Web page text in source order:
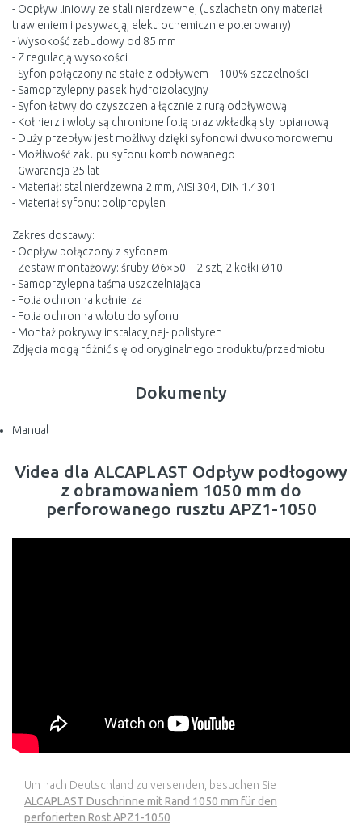
- Odpływ liniowy ze stali nierdzewnej (uszlachetniony materiał
trawieniem i pasywacją, elektrochemicznie polerowany)
- Wysokość zabudowy od 85 mm
- Z regulacją wysokości
- Syfon połączony na stałe z odpływem – 100% szczelności
- Samoprzylepny pasek hydroizolacyjny
- Syfon łatwy do czyszczenia łącznie z rurą odpływową
- Kołnierz i wloty są chronione folią oraz wkładką styropianową
- Duży przepływ jest możliwy dzięki syfonowi dwukomorowemu
- Możliwość zakupu syfonu kombinowanego
- Gwarancja 25 lat
- Materiał: stal nierdzewna 2 mm, AISI 304, DIN 1.4301
- Materiał syfonu: polipropylen
Zakres dostawy:
- Odpływ połączony z syfonem
- Zestaw montażowy: śruby Ø6×50 – 2 szt, 2 kołki Ø10
- Samoprzylepna taśma uszczelniająca
- Folia ochronna kołnierza
- Folia ochronna wlotu do syfonu
- Montaż pokrywy instalacyjnej- polistyren
Zdjęcia mogą różnić się od oryginalnego produktu/przedmiotu.
Dokumenty
Manual
Videa dla ALCAPLAST Odpływ podłogowy
z obramowaniem 1050 mm do
perforowanego rusztu APZ1-1050
Um nach Deutschland zu versenden, besuchen Sie
ALCAPLAST Duschrinne mit Rand 1050 mm für den
perforierten Rost APZ1-1050